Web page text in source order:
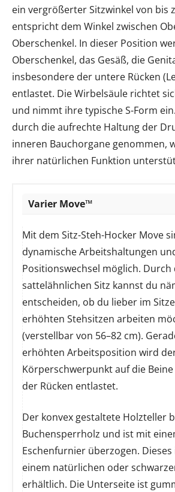
ein vergrößerter Sitzwinkel von bis
entspricht dem Winkel zwischen
Oberschenkel. In dieser Position
Oberschenkel, das Gesäß, die
insbesondere der untere Rücken
entlastet. Die Wirbelsäule richtet
und nimmt ihre typische S-Form
durch die aufrechte Haltung der
inneren Bauchorgane genommen,
ihrer natürlichen Funktion
Varier Move™
Mit dem Sitz-Steh-Hocker Move
dynamische Arbeitshaltungen
Positionswechsel möglich. Durch
sattelähnlichen Sitz kannst du
entscheiden, ob du lieber im
erhöhten Stehsitzen arbeiten
(verstellbar von 56–82 cm).
erhöhten Arbeitsposition wird
Körperschwerpunkt auf die
der Rücken entlastet.
Der konvex gestaltete Holzteller
Buchensperrholz und ist mit
Eschenfurnier überzogen.
einem natürlichen oder
erhältlich. Die Unterseite ist